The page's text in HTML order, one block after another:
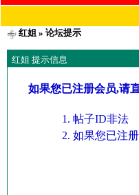
红姐» 论坛提示
红姐 提示信息
如果您已注册会员,请
帖子ID非法
如果您已注